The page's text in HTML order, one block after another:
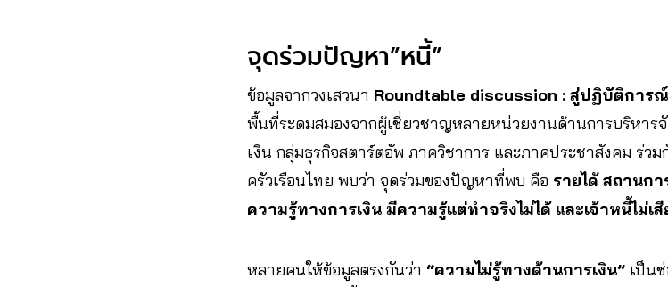
จุดร่วมปัญหา”หนี้”
ข้อมูลจากวงเสวนา Roundtable discussion : สู่ปฏิบัติการ
พื้นที่ระดมสมองจากผู้เชี่ยวชาญหลายหน่วยงานด้านการบริหาร
เงิน กลุ่มธุรกิจสตาร์ตอัพ ภาควิชาการ และภาคประชาสังคม ร่ว
ครัวเรือนไทย พบว่า จุดร่วมของปัญหาที่พบ คือ รายได้ สถานก
ความรู้ทางการเงิน มีความรู้แต่ทำจริงไม่ได้ และเจ้าหนี้ไม่เ
หลายคนให้ข้อมูลตรงกันว่า “ความไม่รู้ทางด้านการเงิน” เป็น